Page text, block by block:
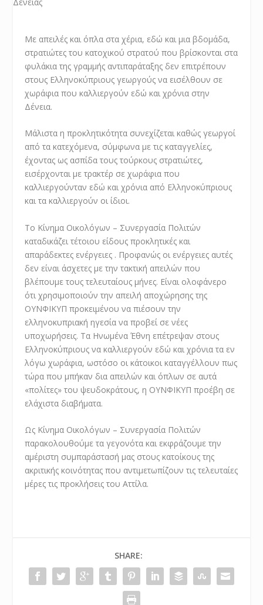
Με απειλές και όπλα στα χέρια, εδώ και μια βδομάδα,
στρατιώτες του κατοχικού στρατού που βρίσκονται στα
φυλάκια της γραμμής αντιπαράταξης δεν επιτρέπουν
στους Ελληνοκύπριους γεωργούς να εισέλθουν σε
χωράφια που καλλιεργούν εδώ και χρόνια στην
Δένεια.
Μάλιστα η προκλητικότητα συνεχίζεται καθώς γεωργοί
από τα κατεχόμενα, σύμφωνα με τις καταγγελίες,
έχοντας ως ασπίδα τους τούρκους στρατιώτες,
εισέρχονται με τρακτέρ σε χωράφια που
καλλιεργούνταν εδώ και χρόνια από Ελληνοκύπριους
και τα καλλιεργούν οι ίδιοι.
Το Κίνημα Οικολόγων – Συνεργασία Πολιτών
καταδικάζει τέτοιου είδους προκλητικές και
απαράδεκτες ενέργειες . Προφανώς οι ενέργειες αυτές
δεν είναι άσχετες με την τακτική απειλών που
βλέπουμε τους τελευταίους μήνες. Είναι ολοφάνερο
ότι χρησιμοποιούν την απειλή αποχώρησης της
ΟΥΝΦΙΚΥΠ προκειμένου να πιέσουν την
ελληνοκυπριακή ηγεσία να προβεί σε νέες
υποχωρήσεις. Τα Ηνωμένα Έθνη επέτρεψαν στους
Ελληνοκύπριους να καλλιεργούν εδώ και χρόνια τα εν
λόγω χωράφια, ωστόσο οι κάτοικοι καταγγέλλουν πως
τώρα που μπήκαν δια απειλών και όπλων σε αυτά
«πολίτες» του ψευδοκράτους, η ΟΥΝΦΙΚΥΠ προέβη σε
ελάχιστα διαβήματα.
Ως Κίνημα Οικολόγων – Συνεργασία Πολιτών
παρακολουθούμε τα γεγονότα και εκφράζουμε την
αμέριστη συμπαράστασή μας στους κατοίκους της
ακριτικής κοινότητας που αντιμετωπίζουν τις τελευταίες
μέρες τις προκλήσεις του Αττίλα.
SHARE: